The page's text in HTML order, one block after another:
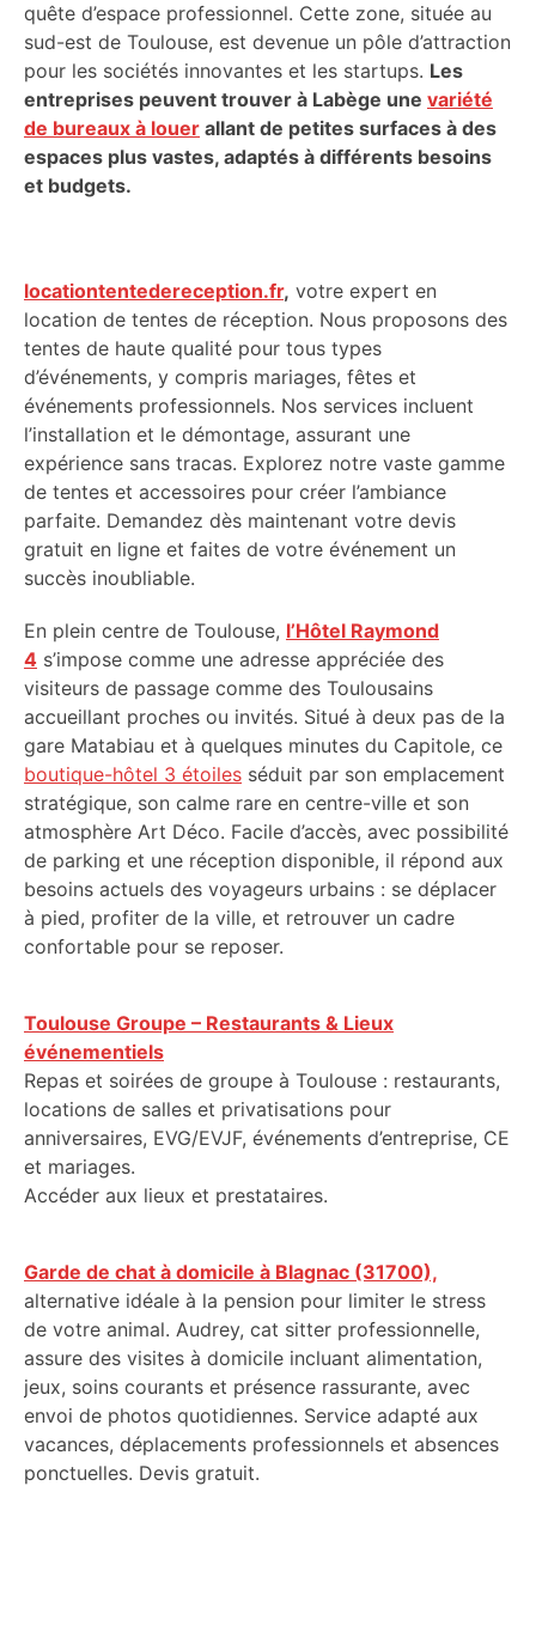
quête d’espace professionnel. Cette zone, située au
sud-est de Toulouse, est devenue un pôle d’attraction
pour les sociétés innovantes et les startups. Les
entreprises peuvent trouver à Labège une variété
de bureaux à louer allant de petites surfaces à des
espaces plus vastes, adaptés à différents besoins
et budgets.
locationtentedereception.fr, votre expert en
location de tentes de réception. Nous proposons des
tentes de haute qualité pour tous types
d’événements, y compris mariages, fêtes et
événements professionnels. Nos services incluent
l’installation et le démontage, assurant une
expérience sans tracas. Explorez notre vaste gamme
de tentes et accessoires pour créer l’ambiance
parfaite. Demandez dès maintenant votre devis
gratuit en ligne et faites de votre événement un
succès inoubliable.
En plein centre de Toulouse, l’Hôtel Raymond
4 s’impose comme une adresse appréciée des
visiteurs de passage comme des Toulousains
accueillant proches ou invités. Situé à deux pas de la
gare Matabiau et à quelques minutes du Capitole, ce
boutique-hôtel 3 étoiles séduit par son emplacement
stratégique, son calme rare en centre-ville et son
atmosphère Art Déco. Facile d’accès, avec possibilité
de parking et une réception disponible, il répond aux
besoins actuels des voyageurs urbains : se déplacer
à pied, profiter de la ville, et retrouver un cadre
confortable pour se reposer.
Toulouse Groupe – Restaurants & Lieux
événementiels
Repas et soirées de groupe à Toulouse : restaurants,
locations de salles et privatisations pour
anniversaires, EVG/EVJF, événements d’entreprise, CE
et mariages.
Accéder aux lieux et prestataires.
Garde de chat à domicile à Blagnac (31700),
alternative idéale à la pension pour limiter le stress
de votre animal. Audrey, cat sitter professionnelle,
assure des visites à domicile incluant alimentation,
jeux, soins courants et présence rassurante, avec
envoi de photos quotidiennes. Service adapté aux
vacances, déplacements professionnels et absences
ponctuelles. Devis gratuit.